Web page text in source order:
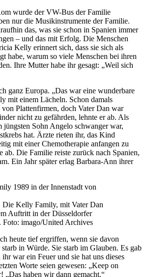
wurde der VW-Bus der Familie
nur die Musikinstrumente der Familie.
das, was sie schon in Spanien immer
– und das mit Erfolg. Die Menschen
Kelly erinnert sich, dass sie sich als
habe, warum so viele Menschen bei ihren
Ihre Mutter habe ihr gesagt: „Weil sich
ganz Europa. „Das war eine wunderbare
mit einem Lächeln. Schon damals
von Plattenfirmen, doch Vater Dan war
nicht zu gefährden, lehnte er ab. Als
Sohn Angelo schwanger war,
hat. Ärzte rieten ihr, das Kind
mit einer Chemotherapie anfangen zu
ab. Die Familie reiste zurück nach Spanien,
Ein Jahr später erlag Barbara-Ann ihrer
Die Kelly Family, mit Vater Dan
Auftritt in der Düsseldorfer
Foto: imago/United Archives
heute tief ergriffen, wenn sie davon
in Würde. Sie starb im Glauben. Es gab
war ein Feuer und sie hat uns dieses
Worte seien gewesen: „Keep on
„Das haben wir dann gemacht.“